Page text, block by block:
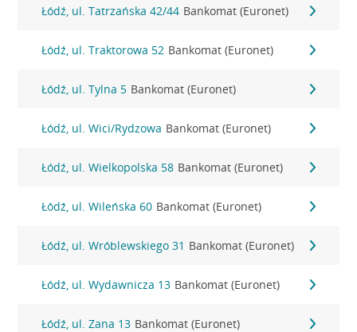
Łódź, ul. Tatrzańska 42/44 Bankomat (Euronet)
Łódź, ul. Traktorowa 52 Bankomat (Euronet)
Łódź, ul. Tylna 5 Bankomat (Euronet)
Łódź, ul. Wici/Rydzowa Bankomat (Euronet)
Łódź, ul. Wielkopolska 58 Bankomat (Euronet)
Łódź, ul. Wileńska 60 Bankomat (Euronet)
Łódź, ul. Wróblewskiego 31 Bankomat (Euronet)
Łódź, ul. Wydawnicza 13 Bankomat (Euronet)
Łódź, ul. Zana 13 Bankomat (Euronet)